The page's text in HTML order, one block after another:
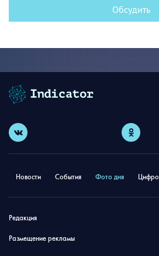
Обсудить
Новости События Фото дня
Редакция
Размещение рекламы